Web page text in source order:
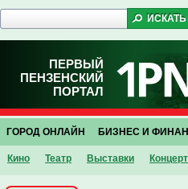
ПЕРВЫЙ
ПЕНЗЕНСКИЙ
ПОРТАЛ
ГОРОД ОНЛАЙН БИЗНЕС И
Кино Театр Выставки